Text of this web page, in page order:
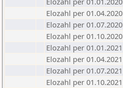
Elozahl per 01.04.2020
Elozahl per 01.07.2020
Elozahl per 01.10.2020
Elozahl per 01.01.2021
Elozahl per 01.04.2021
Elozahl per 01.07.2021
Elozahl per 01.10.2021